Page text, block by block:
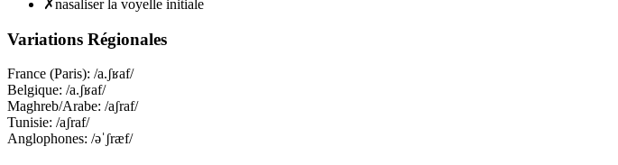
✗nasaliser la voyelle initiale
Variations Régionales
France (Paris): /a.ʃʁaf/
Belgique: /a.ʃʁaf/
Maghreb/Arabe: /aʃraf/
Tunisie: /aʃraf/
Anglophones: /əˈʃræf/